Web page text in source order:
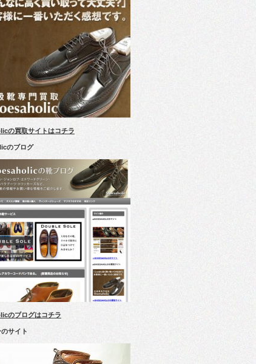
の買取サイトはコチラ
のブログ
のブログはコチラ
サイト